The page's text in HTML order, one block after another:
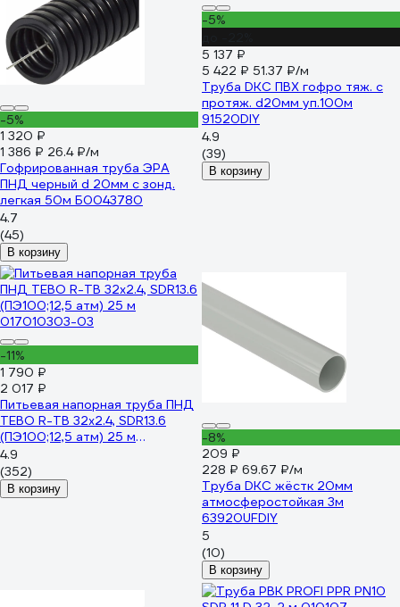
-5%
1 320 ₽
1 386 ₽ 26.4 ₽/м
Гофрированная труба ЭРА
ПНД черный d 20мм с зонд.
легкая 50м Б0043780
4.7
(45)
В корзину
-5%
5 137 ₽
5 422 ₽ 51.37 ₽/м
Труба DKC ПВХ гофро тяж. c
протяж. d20мм уп.100м
91520DIY
4.9
(39)
В корзину
-11%
1 790 ₽
2 017 ₽
Питьевая напорная труба ПНД
TEBO R-TB 32x2.4, SDR13.6
(ПЭ100;12,5 атм) 25 м
017010303-03
4.9
(352)
В корзину
-8%
209 ₽
228 ₽ 69.67 ₽/м
Труба DKC жёстк 20мм
атмосферостойкая 3м
63920UFDIY
5
(10)
В корзину